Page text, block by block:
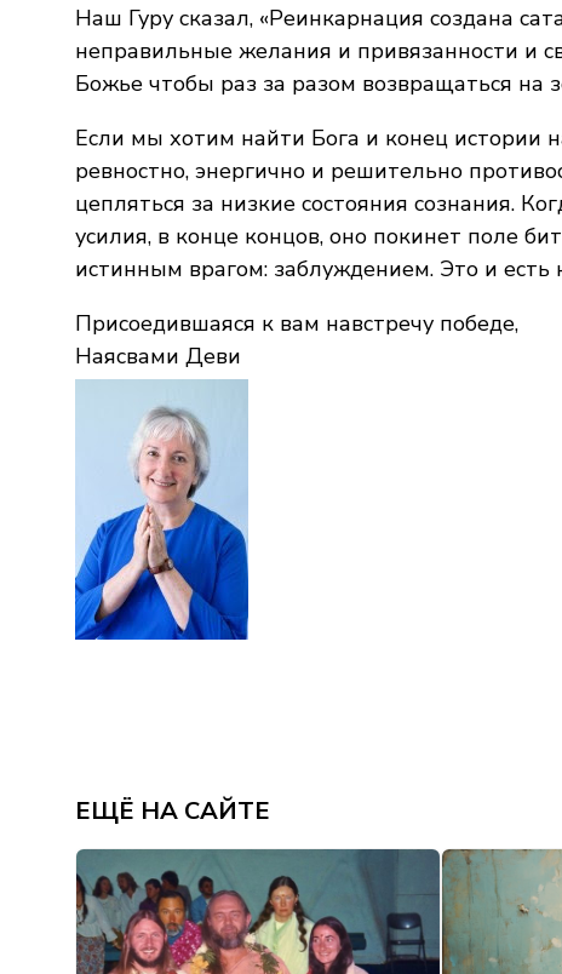
Наш Гуру сказал, «Реинкарнация создана
неправильные желания и привязанности и
Божье чтобы раз за разом возвращаться
Если мы хотим найти Бога и конец
ревностно, энергично и решительно
цепляться за низкие состояния сознания.
усилия, в конце концов, оно покинет поле
истинным врагом: заблуждением. Это и есть
Присоедившаяся к вам навстречу победе,
Наясвами Деви
ЕЩЁ НА САЙТЕ